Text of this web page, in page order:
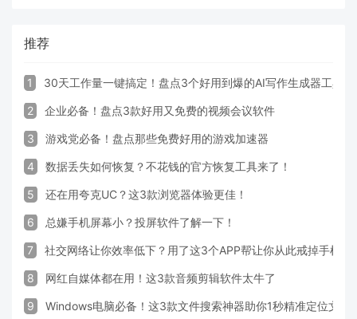
推荐
1 30天工作量一键搞定！盘点3个好用到爆的AI写作生成器工具
2 企业必备！盘点3款好用又免费的视频会议软件
3 游戏党必备！盘点那些免费好用的游戏加速器
4 数据丢失如何恢复？不花钱的官方恢复工具来了！
5 还在用夸克UC？这3款浏览器体验更佳！
6 总嫌手机屏幕小？投屏软件了解一下！
7 社交网络让你效率低下？用了这3个APP帮让你从此戒掉手机！
8 网红自媒体都在用！这3款音频剪辑软件太牛了
9 Windows电脑必备！这3款文件搜索神器助你1秒精准定位文件